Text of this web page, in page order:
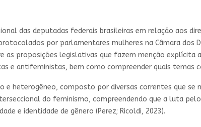
das deputadas federais brasileiras em relação aos
por parlamentares mulheres na Câmara dos
proposições legislativas que fazem menção explícita
e antifeministas, bem como compreender quais temas
heterogêneo, composto por diversas correntes que
do feminismo, compreendendo que a luta
e identidade de gênero (Perez; Ricoldi, 2023).